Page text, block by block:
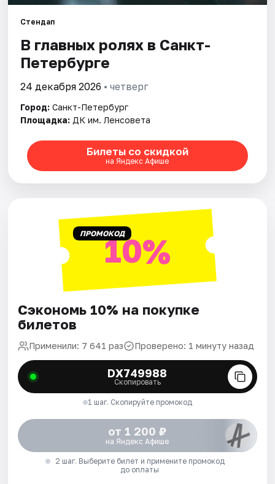
Площадки
Артисты
Стендап
В главных ролях в Санкт-
Петербурге
24 декабря 2026 • четверг
Город: Санкт-Петербург
Площадка: ДК им. Ленсовета
Билеты со скидкой
на Яндекс Афише
ПРОМОКОД10%
Сэкономь 10% на покупке
билетов
Применили: 7 641 раз Проверено: 1 минуту назад
DX749988
Скопировать
1 шаг. Скопируйте промокод
от 1 200 ₽
на Яндекс Афише
2 шаг. Выберите билет и примените промокод
до оплаты